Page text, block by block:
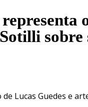
sobre
Lucas Guedes e